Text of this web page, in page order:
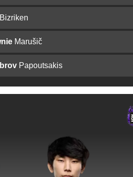
Bizriken
Marušič
Papoutsakis